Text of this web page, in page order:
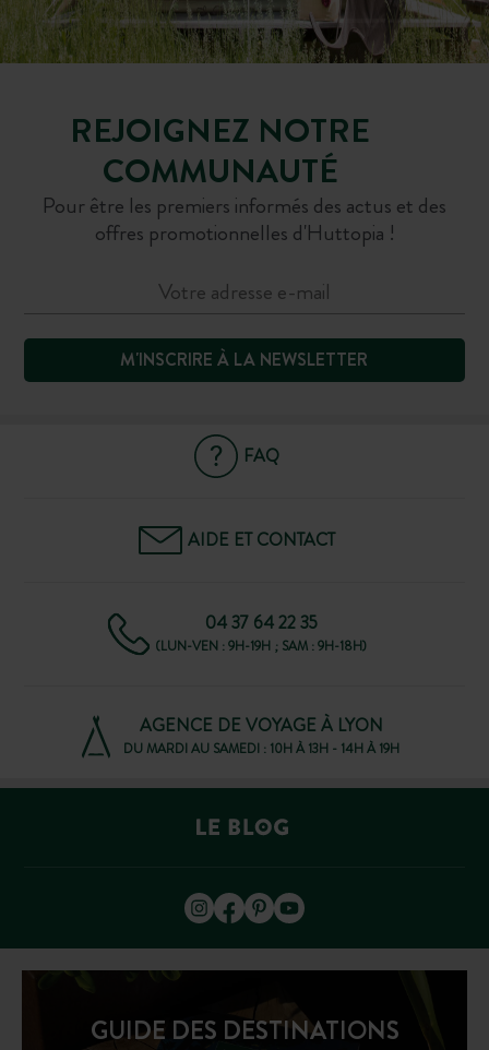
REJOIGNEZ NOTRE
COMMUNAUTÉ
Pour être les premiers informés des actus et des
offres promotionnelles d'Huttopia !
M'INSCRIRE À LA NEWSLETTER
FAQ
AIDE ET CONTACT
04 37 64 22 35
(LUN-VEN : 9H-19H ; SAM : 9H-18H)
AGENCE DE VOYAGE À LYON
DU MARDI AU SAMEDI : 10H À 13H - 14H À 19H
GUIDE DES DESTINATIONS